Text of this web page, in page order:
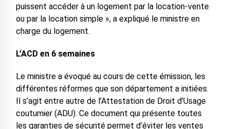
puissent accéder à un logement par la location-vente
ou par la location simple », a expliqué le ministre en
charge du logement.
L’ACD en 6 semaines
Le ministre a évoqué au cours de cette émission, les
différentes réformes que son département a initiées.
Il s’agit entre autre de l’Attestation de Droit d’Usage
coutumier (ADU). Ce document qui présente toutes
les garanties de sécurité permet d’éviter les ventes